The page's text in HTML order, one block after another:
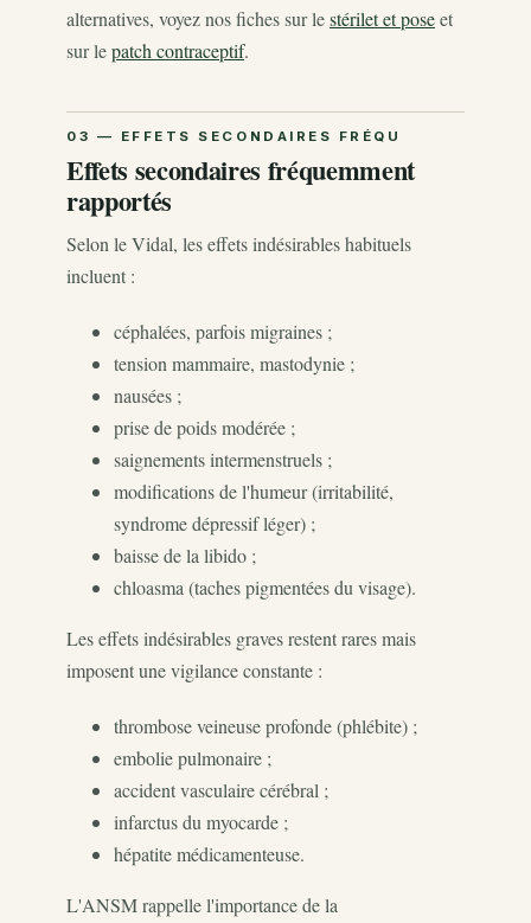
alternatives, voyez nos fiches sur lestérilet et poseet
sur lepatch contraceptif.
Effets secondaires fréquemment
rapportés
Selon le Vidal, les effets indésirables habituels
incluent :
céphalées, parfois migraines ;
tension mammaire, mastodynie ;
nausées ;
prise de poids modérée ;
saignements intermenstruels ;
modifications de l'humeur (irritabilité,
syndrome dépressif léger) ;
baisse de la libido ;
chloasma (taches pigmentées du visage).
Les effets indésirables graves restent rares mais
imposent une vigilance constante :
thrombose veineuse profonde (phlébite) ;
embolie pulmonaire ;
accident vasculaire cérébral ;
infarctus du myocarde ;
hépatite médicamenteuse.
L'ANSM rappelle l'importance de la